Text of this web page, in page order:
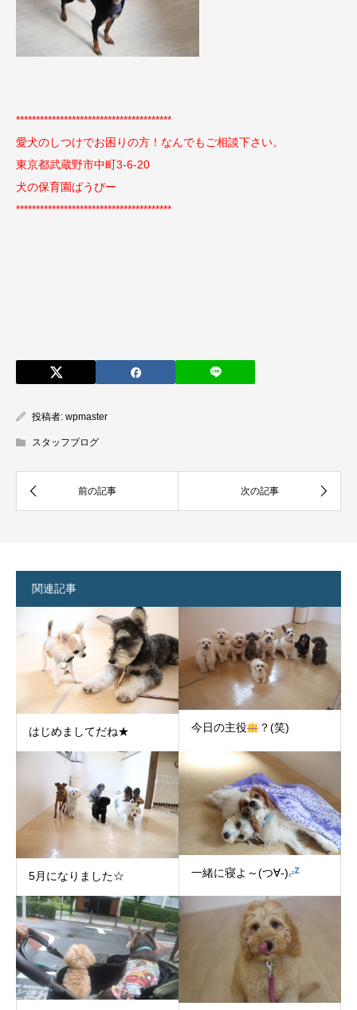
***************************************
愛犬のしつけでお困りの方！なんでもご相談下さい。
東京都武蔵野市中町3-6-20
犬の保育園ばうびー
***************************************
投稿者: wpmaster
スタッフブログ
関連記事
はじめましてだね★ 今日の主役 ？(笑)
5月になりました☆ 一緒に寝よ～(つ∀-)